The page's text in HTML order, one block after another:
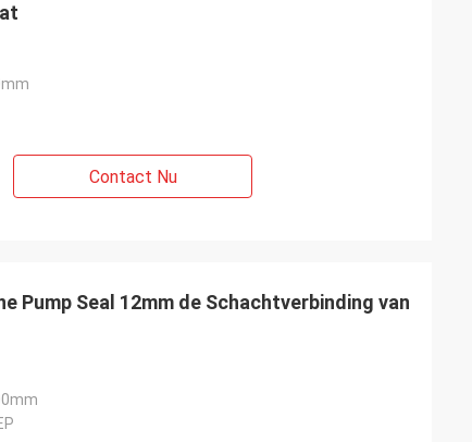
Contact Nu
Pump Seal 12mm de Schachtverbinding van